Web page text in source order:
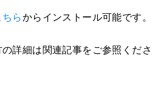
ちらからインストール可能です。
詳細は関連記事をご参照くださ